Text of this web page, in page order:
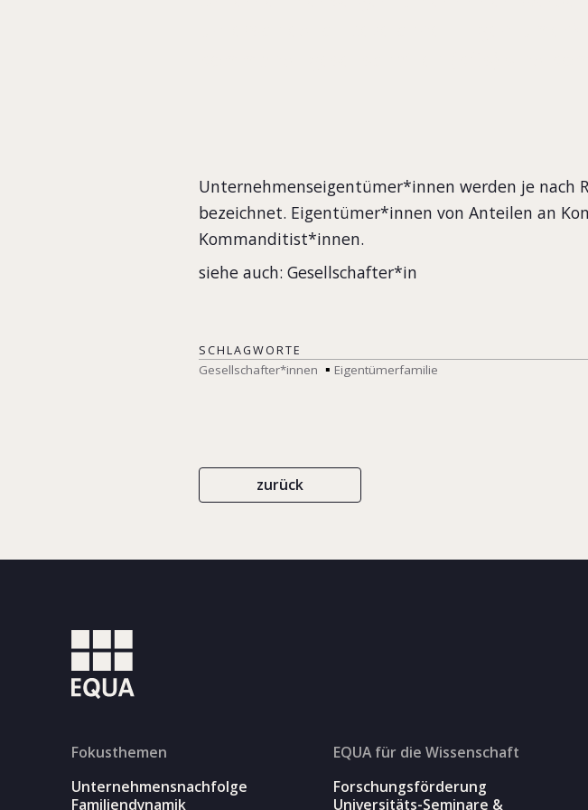
Unternehmenseigentümer*innen werden je nach
bezeichnet. Eigentümer*innen von Anteilen an
Kommanditist*innen.
siehe auch: Gesellschafter*in
SCHLAGWORTE
Gesellschafter*innen Eigentümerfamilie
zurück
Fokusthemen
Unternehmensnachfolge
Familiendynamik
EQUA für die Wissenschaft
Forschungsförderung
Universitäts-Seminare &